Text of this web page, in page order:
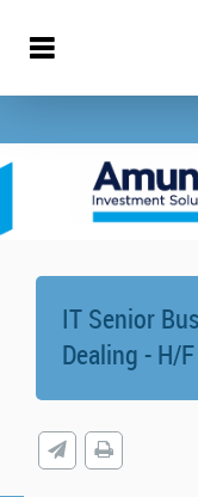
IT Senior
Dealing - H/F